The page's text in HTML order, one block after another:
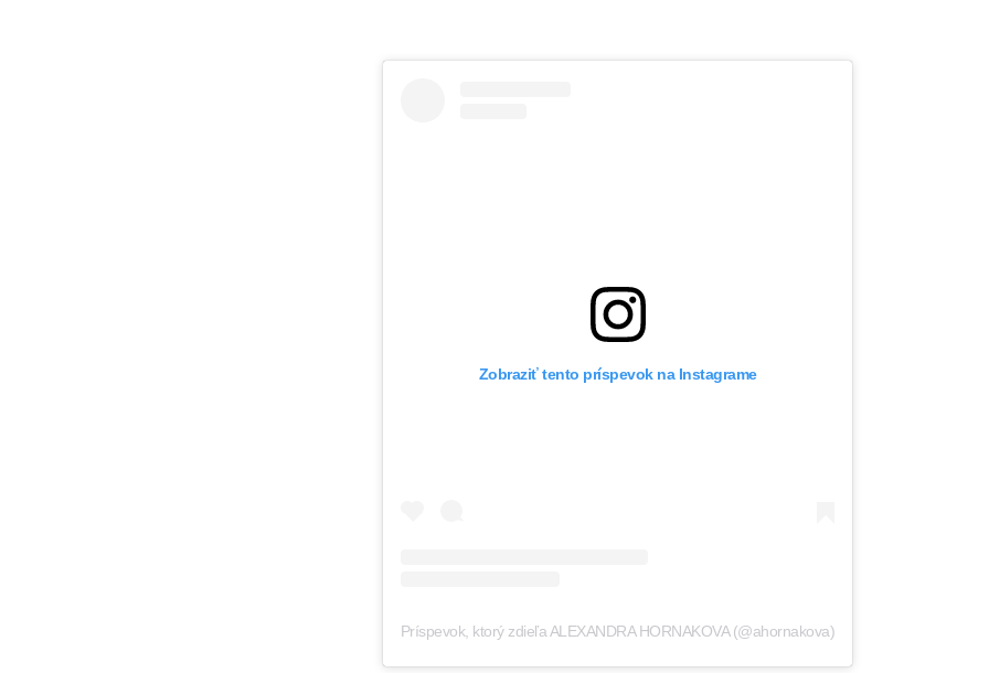
Zobraziť tento príspevok na Instagrame
Príspevok, ktorý zdieľa ALEXANDRA HORNAKOVA (@ahornakova)